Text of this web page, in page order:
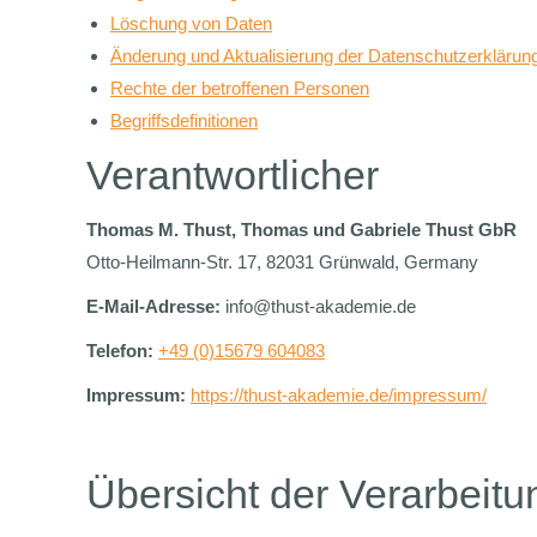
Löschung von Daten
Änderung und Aktualisierung der
Rechte der betroffenen Personen
Begriffsdefinitionen
Verantwortlicher
Thomas M. Thust, Thomas und Gabriele Thust GbR
Otto-Heilmann-Str. 17, 82031 Grünwald, Germany
E-Mail-Adresse: info@thust-akademie.de
Telefon: +49 (0)15679 604083
Impressum: https://thust-akademie.de/impressum/
Übersicht der